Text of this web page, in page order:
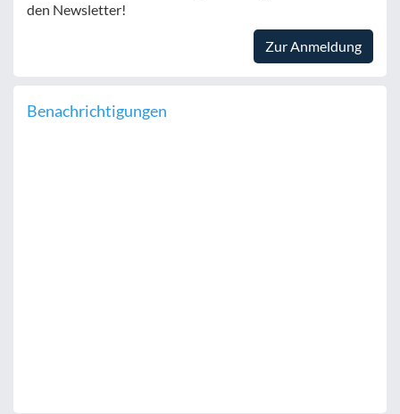
den Newsletter!
Zur Anmeldung
Benachrichtigungen